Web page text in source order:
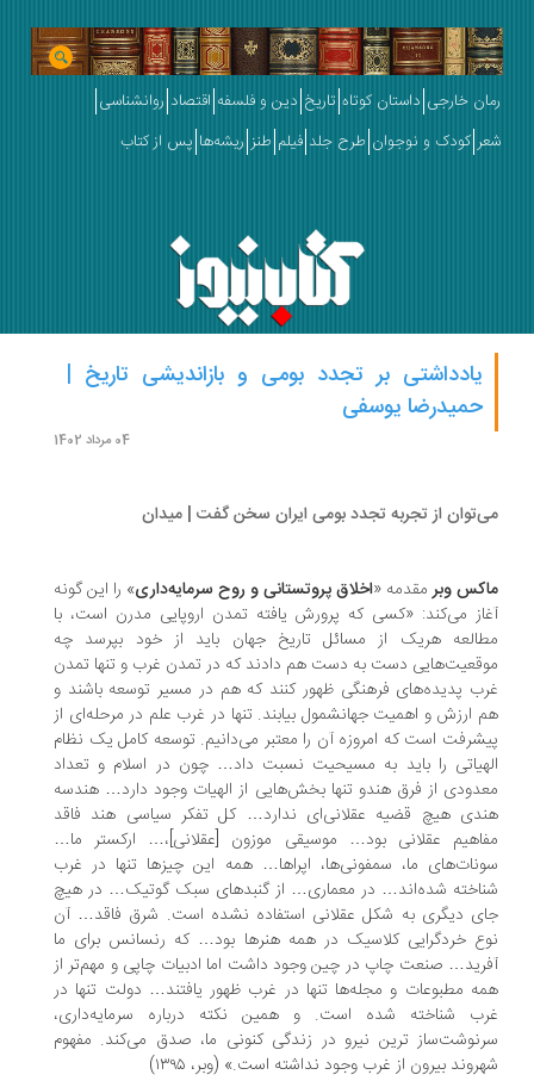
خارجی داستان کوتاه تاریخ دین و فلسفه اقتصاد روانشناسی
کودک و نوجوان طرح جلد فیلم طنز ریشه‌ها پس از کتاب
یادداشتی بر تجدد بومی و بازاندیشی تاریخ |
حمیدرضا یوسفی
از تجربه تجدد بومی ایران سخن گفت | میدان
وبرمقدمه «اخلاق پروتستانی و روح سرمایه‌داری» را این گونه
می‌کند: «کسی که پرورش یافته تمدن اروپایی مدرن است، با
هریک از مسائل تاریخ جهان باید از خود بپرسد چه
دست به دست هم دادند که در تمدن غرب و تنها تمدن
پدیده‌های فرهنگی ظهور کنند که هم در مسیر توسعه باشند و
ارزش و اهمیت جهانشمول بیابند. تنها در غرب علم در مرحله‌ای از
است که امروزه آن را معتبر می‌دانیم. توسعه کامل یک نظام
را باید به مسیحیت نسبت داد… چون در اسلام و تعداد
از فرق هندو تنها بخش‌هایی از الهیات وجود دارد… هندسه
هیچ قضیه عقلانی‌ای ندارد… کل تفکر سیاسی هند فاقد
عقلانی بود… موسیقی موزون [عقلانی]،… ارکستر ما…
ما، سمفونی‌ها، اپراها… همه این چیزها تنها در غرب
شده‌اند… در معماری… از گنبدهای سبک گوتیک… در هیچ
دیگری به شکل عقلانی استفاده نشده است. شرق فاقد… آن
خردگرایی کلاسیک در همه هنرها بود… که رنسانس برای ما
صنعت چاپ در چین وجود داشت اما ادبیات چاپی و مهم‌تر از
مطبوعات و مجله‌ها تنها در غرب ظهور یافتند… دولت تنها در
شناخته شده است. و همین نکته درباره سرمایه‌داری،
ترین نیرو در زندگی کنونی ما، صدق می‌کند. مفهوم
بیرون از غرب وجود نداشته است.» (وبر، ۱۳۹۵)